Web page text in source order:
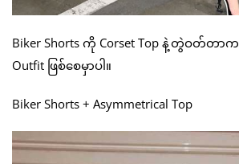
Biker Shorts ကို Corset Top နဲ့တွဲဝတ်တ
Outfit ဖြစ်စေမှာပါ။
Biker Shorts + Asymmetrical Top